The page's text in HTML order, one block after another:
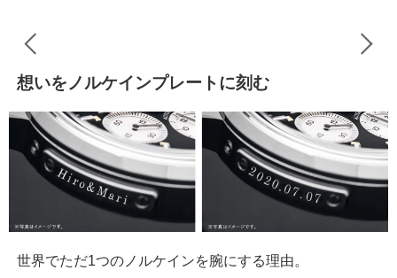
想いをノルケインプレートに刻む
世界でただ1つのノルケインを腕にする理由。